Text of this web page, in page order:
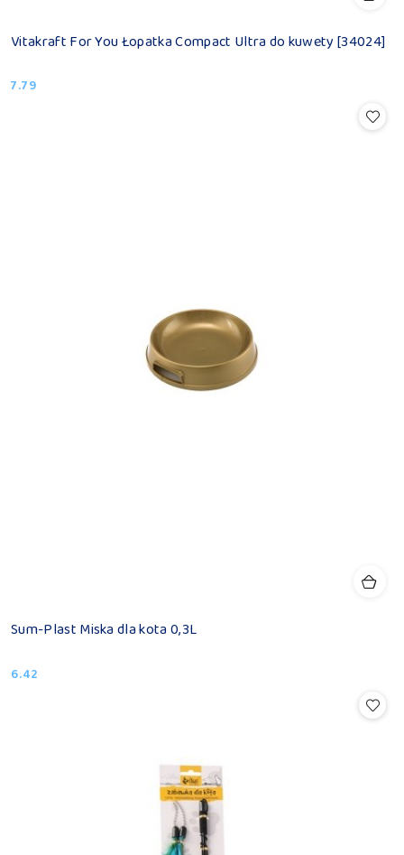
Vitakraft For You Łopatka Compact Ultra do kuwety [34024]
Cena:
7.79
Sum-Plast Miska dla kota 0,3L
Cena:
6.42